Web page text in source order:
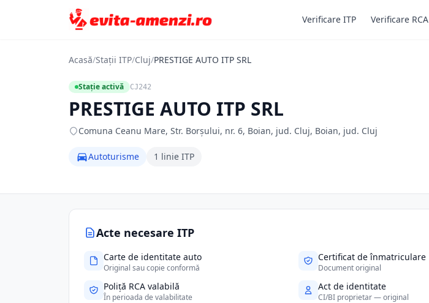
Verificare ITP Verificare RCA
Acasă/Stații ITP/Cluj/PRESTIGE AUTO ITP SRL
Stație activă CJ242
PRESTIGE AUTO ITP SRL
Comuna Ceanu Mare, Str. Borşului, nr. 6, Boian, jud. Cluj, Boian, jud. Cluj
Autoturisme 1 linie ITP
Acte necesare ITP
Carte de identitate auto
Original sau copie conformă
Certificat de înmatriculare
Document original
Poliță RCA valabilă
În perioada de valabilitate
Act de identitate
CI/BI proprietar — original